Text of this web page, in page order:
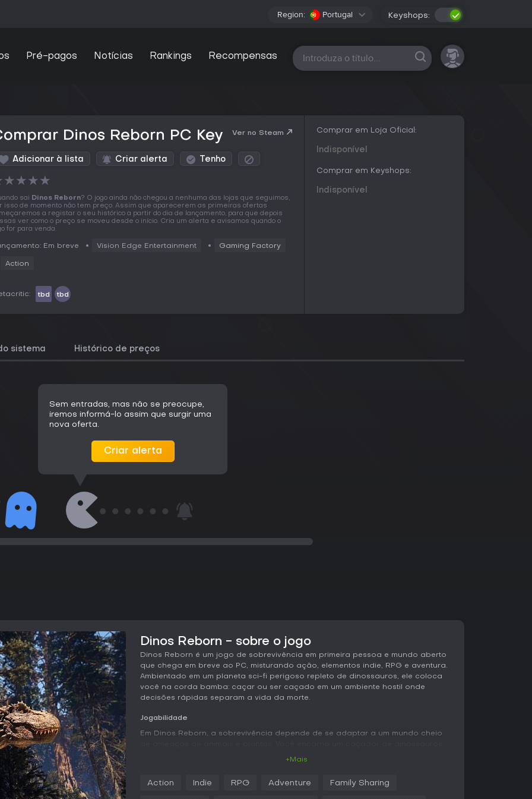
Region: Portugal Keyshops:
Pré-pagos Notícias Rankings Recompensas Todas as plataformas
Dinos Reborn PC Key Ver no Steam
Adicionar à lista Criar alerta Tenho
★★★★
sai Dinos Reborn? O jogo ainda não chegou a nenhuma das lojas que seguimos,
isso de momento não tem preço. Assim que aparecerem as primeiras ofertas
a registar o seu histórico a partir do dia de lançamento, para que depois
ver como o preço se moveu desde o início. Cria um alerta e avisamos quando o
for para venda.
Em breve Vision Edge Entertainment Gaming Factory
Action
tbd tbd
Comprar em Loja Oficial:
Indisponível
Comprar em Keyshops:
Indisponível
sistema Histórico de preços
Sem entradas, mas não se preocupe,
iremos informá-lo assim que surgir uma
nova oferta.
Criar alerta
Dinos Reborn - sobre o jogo
Dinos Reborn é um jogo de sobrevivência em primeira pessoa e mundo aberto
que chega em breve ao PC, misturando ação, elementos indie, RPG e aventura.
Ambientado em um planeta sci-fi perigoso repleto de dinossauros, ele coloca
você na corda bamba: caçar ou ser caçado em um ambiente hostil onde
decisões rápidas separam a vida da morte.
Jogabilidade
Em Dinos Reborn, a sobrevivência depende de se adaptar a um mundo cheio
nos momentos certos. Drops de suprimentos aleatórios surgem pelo mapa,
+Mais
Action Indie RPG Adventure Family Sharing